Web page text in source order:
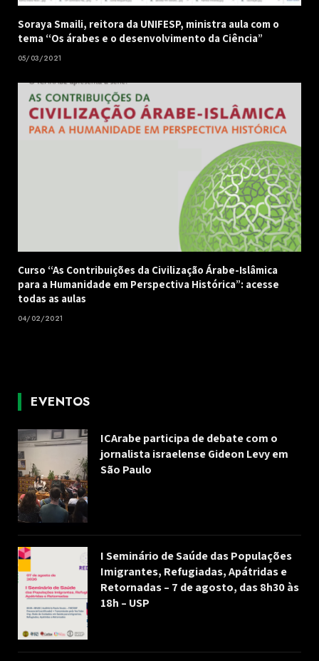
Soraya Smaili, reitora da UNIFESP, ministra aula com o
tema “Os árabes e o desenvolvimento da Ciência”
05/03/2021
Curso “As Contribuições da Civilização Árabe-Islâmica
para a Humanidade em Perspectiva Histórica”: acesse
todas as aulas
04/02/2021
EVENTOS
ICArabe participa de debate com o
jornalista israelense Gideon Levy em
São Paulo
I Seminário de Saúde das Populações
Imigrantes, Refugiadas, Apátridas e
Retornadas – 7 de agosto, das 8h30 às
18h – USP